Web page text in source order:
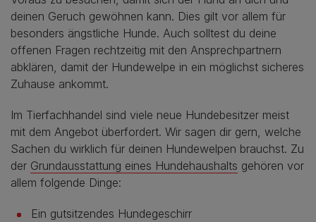
deinen Geruch gewöhnen kann. Dies gilt vor allem für
besonders ängstliche Hunde. Auch solltest du deine
offenen Fragen rechtzeitig mit den Ansprechpartnern
abklären, damit der Hundewelpe in ein möglichst sicheres
Zuhause ankommt.
Im Tierfachhandel sind viele neue Hundebesitzer meist
mit dem Angebot überfordert. Wir sagen dir gern, welche
Sachen du wirklich für deinen Hundewelpen brauchst. Zu
der Grundausstattung eines Hundehaushalts gehören vor
allem folgende Dinge:
Ein gutsitzendes Hundegeschirr